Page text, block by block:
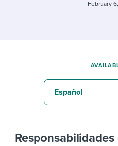
February
Español